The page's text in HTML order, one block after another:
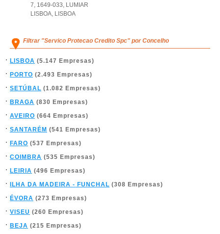
7, 1649-033, LUMIAR
LISBOA, LISBOA
Filtrar "Servico Protecao Credito Spc" por Concelho
LISBOA (5.147 Empresas)
PORTO (2.493 Empresas)
SETÚBAL (1.082 Empresas)
BRAGA (830 Empresas)
AVEIRO (664 Empresas)
SANTARÉM (541 Empresas)
FARO (537 Empresas)
COIMBRA (535 Empresas)
LEIRIA (496 Empresas)
ILHA DA MADEIRA - FUNCHAL (308 Empresas)
ÉVORA (273 Empresas)
VISEU (260 Empresas)
BEJA (215 Empresas)